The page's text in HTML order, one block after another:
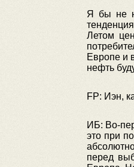
Я бы не
Летом
Европе и
нефть
FP: Иэн,
ИБ: Во-
это при
перед